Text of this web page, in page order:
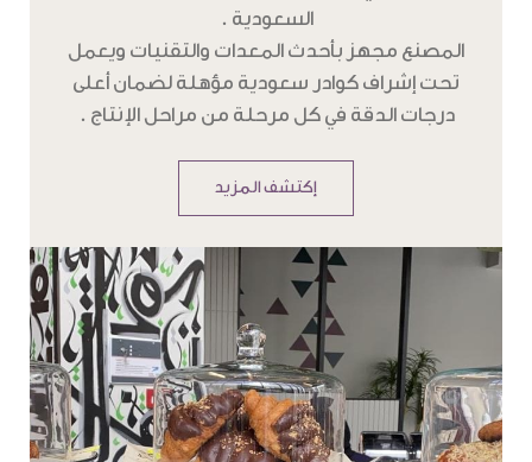
السعودية .
المصنع مجهز بأحدث المعدات والتقنيات ويعمل
تحت إشراف كوادر سعودية مؤهلة لضمان أعلى
درجات الدقة في كل مرحلة من مراحل الإنتاج .
إكتشف المزيد